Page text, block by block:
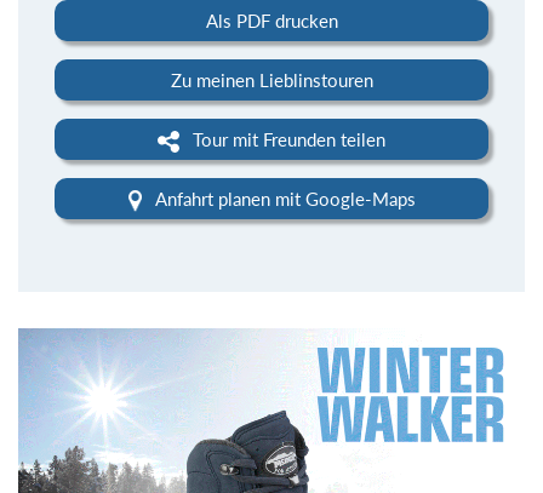
Als PDF drucken
Zu meinen Lieblinstouren
Tour mit Freunden teilen
Anfahrt planen mit Google-Maps